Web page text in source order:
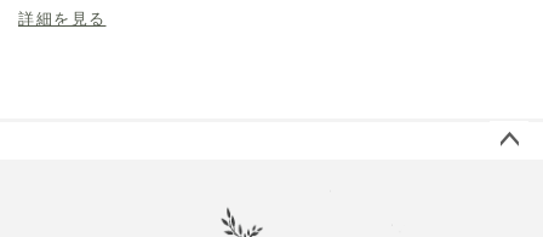
詳細を見る